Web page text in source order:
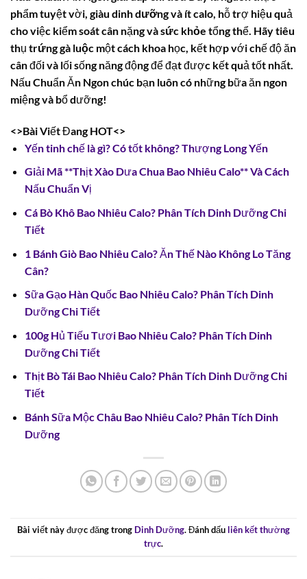
phẩm tuyệt vời, giàu dinh dưỡngvà ítcalo, hỗ trợ hiệu quả
cho việc kiểm soát cân nặng vàsức khỏe tổng thể. Hãy tiêu
thụ trứng gà luộc một cách khoa học, kết hợp với chế độ ăn
cân đối và lối sống năng động để đạt được kết quả tốt nhất.
Nấu Chuẩn Ăn Ngon chúc bạn luôn có những bữa ăn ngon
miệng và bổ dưỡng!
<>Bài Viết Đang HOT<>
Yến tinh chế là gì? Có tốt không? Thượng Long Yến
Giải Mã **Thịt Xào Dưa Chua Bao Nhiêu Calo** Và Cách
Nấu Chuẩn Vị
Cá Bò Khô Bao Nhiêu Calo? Phân Tích Dinh Dưỡng Chi
Tiết
1 Bánh Giò Bao Nhiêu Calo? Ăn Thế Nào Không Lo Tăng
Cân?
Sữa Gạo Hàn Quốc Bao Nhiêu Calo? Phân Tích Dinh
Dưỡng Chi Tiết
100g Hủ Tiếu Tươi Bao Nhiêu Calo? Phân Tích Dinh
Dưỡng Chi Tiết
Thịt Bò Tái Bao Nhiêu Calo? Phân Tích Dinh Dưỡng Chi
Tiết
Bánh Sữa Mộc Châu Bao Nhiêu Calo? Phân Tích Dinh
Dưỡng
Bài viết này được đăng trong Dinh Dưỡng. Đánh dấu liên kết thường
trực.